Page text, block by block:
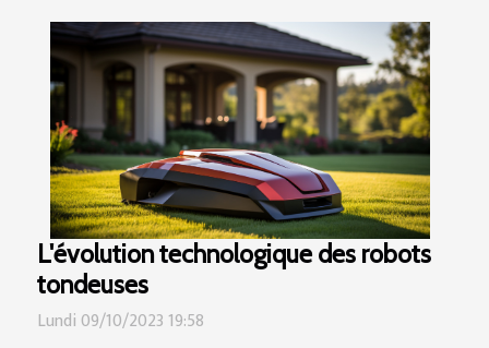
L'évolution technologique des robots
tondeuses
Lundi 09/10/2023 19:58